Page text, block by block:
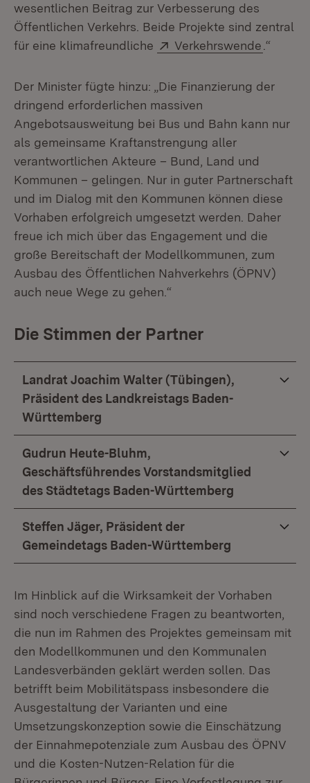
wesentlichen Beitrag zur Verbesserung des
Öffentlichen Verkehrs. Beide Projekte sind zentral
für eine klimafreundliche
Extern:
Verkehrswende (Öffnet
.“
Der Minister fügte hinzu: „Die Finanzierung der
dringend erforderlichen massiven
Angebotsausweitung bei Bus und Bahn kann nur
als gemeinsame Kraftanstrengung aller
verantwortlichen Akteure – Bund, Land und
Kommunen – gelingen. Nur in guter Partnerschaft
und im Dialog mit den Kommunen können diese
Vorhaben erfolgreich umgesetzt werden. Daher
freue ich mich über das Engagement und die
große Bereitschaft der Modellkommunen, zum
Ausbau des Öffentlichen Nahverkehrs (ÖPNV)
auch neue Wege zu gehen.“
Die Stimmen der Partner
Landrat Joachim Walter (Tübingen),
Präsident des Landkreistags Baden-
Württemberg
Gudrun Heute-Bluhm,
Geschäftsführendes Vorstandsmitglied
des Städtetags Baden-Württemberg
Steffen Jäger, Präsident der
Gemeindetags Baden-Württemberg
Im Hinblick auf die Wirksamkeit der Vorhaben
sind noch verschiedene Fragen zu beantworten,
die nun im Rahmen des Projektes gemeinsam mit
den Modellkommunen und den Kommunalen
Landesverbänden geklärt werden sollen. Das
betrifft beim Mobilitätspass insbesondere die
Ausgestaltung der Varianten und eine
Umsetzungskonzeption sowie die Einschätzung
der Einnahmepotenziale zum Ausbau des ÖPNV
und die Kosten-Nutzen-Relation für die